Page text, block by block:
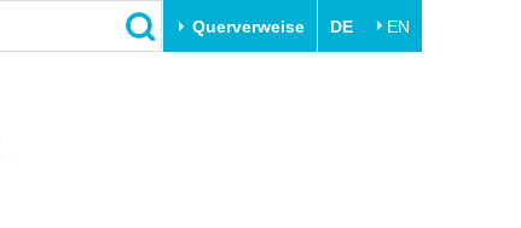
Querverweise DE EN